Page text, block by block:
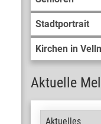
Stadtportrait
Kirchen in
Aktuelle
Aktuelles